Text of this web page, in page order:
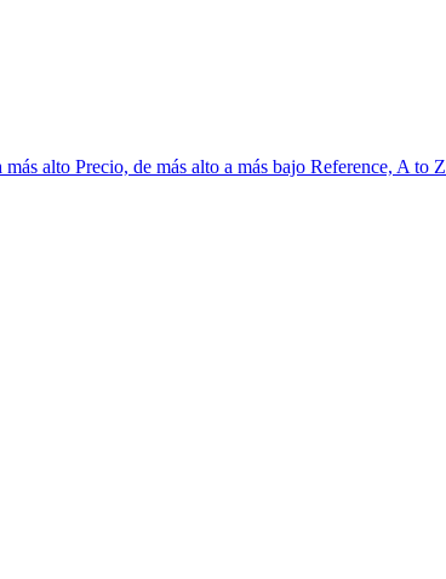
más alto Precio, de más alto a más bajo Reference, A to Z